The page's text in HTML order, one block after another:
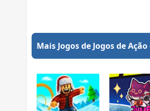
Mais Jogos de Jogos de